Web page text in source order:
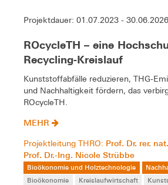
Projektdauer: 01.07.2023 - 30.06.2026
ROcycleTH – eine
Recycling-Kreislauf
Kunststoffabfälle reduzieren, THG-
und Nachhaltigkeit fördern, das
ROcycleTH.
MEHR
Projektleitung THRO: Prof. Dr. rer.
Prof. Dr.-Ing. Nicole Strübbe
Bioökonomie und Holztechnologie
Bioökonomie
Kreislaufwirtschaft